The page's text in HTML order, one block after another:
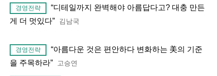
경영전략
“디테일까지 완벽해야 아름답다고? 대충 만든
게 더 멋있다”
김남국
경영전략
“아름다운 것은 편안하다 변화하는 美의 기준
을 주목하라”
고승연